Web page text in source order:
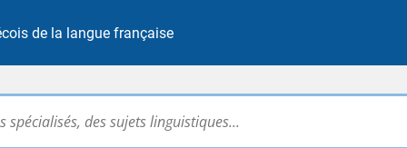
de la langue française
Rechercher dans tout le site